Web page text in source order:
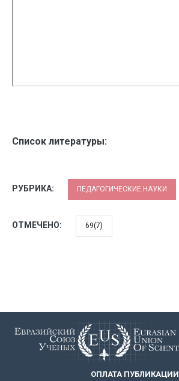
Список литературы:
РУБРИКА: ПЕДАГОГИЧЕСКИЕ НАУКИ
ОТМЕЧЕНО: 69(7)
ОПЛАТА ПУБЛИКАЦИИ